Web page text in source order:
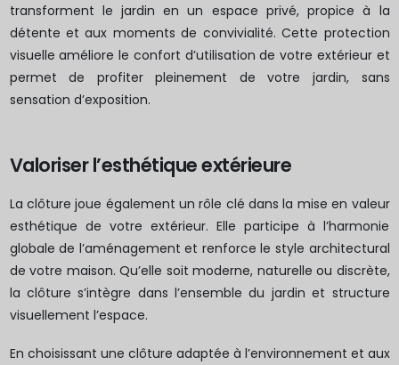
transforment le jardin en un espace privé, propice à la
détente et aux moments de convivialité. Cette protection
visuelle améliore le confort d’utilisation de votre extérieur et
permet de profiter pleinement de votre jardin, sans
sensation d’exposition.
Valoriser l’esthétique extérieure
La clôture joue également un rôle clé dans la mise en valeur
esthétique de votre extérieur. Elle participe à l’harmonie
globale de l’aménagement et renforce le style architectural
de votre maison. Qu’elle soit moderne, naturelle ou discrète,
la clôture s’intègre dans l’ensemble du jardin et structure
visuellement l’espace.
En choisissant une clôture adaptée à l’environnement et aux